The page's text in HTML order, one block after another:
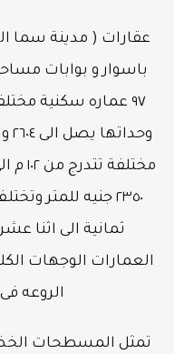
عقارات ( مدينة سما
٩٧ عماره سكنية
وحداتها يصل الى ٢٦٠٤ و
٢٣٥٠ جنيه للمتر وتختلف ارتفاعات
ثمانية الى اثنا
العمارات الوجهات
الروعه
تمثل المسطحات